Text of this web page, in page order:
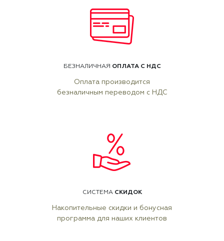
БЕЗНАЛИЧНАЯ ОПЛАТА С НДС
Оплата производится
безналичным переводом с НДС
СИСТЕМА СКИДОК
Накопительные скидки и бонусная
программа для наших клиентов